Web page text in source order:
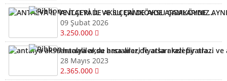
ANTALYA İL VE İLÇERİ DE AKSU ÇAMKÖYDE ARSALARINIZ AYNI GÜN NAKİTE ÇEVRİLİR
09 Şubat 2026
3.250.000
antalya aksu hacıaliler,de arsa arazi fiyatları kelepir arazi ve arsalar
28 Mayıs 2023
2.365.000